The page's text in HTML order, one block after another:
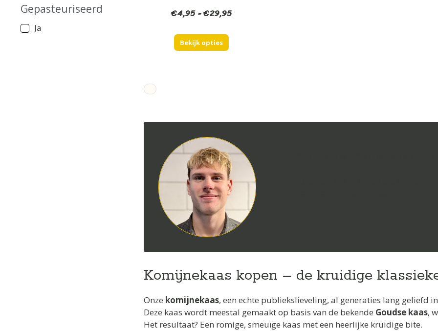
Gepasteuriseerd
Ja
€4,95-€29,95Prijsklasse:
Bekijk opties
Komijnekaas kopen – de kruidige
Onze komijnekaas, een echte publiekslieveling, al generaties lang geliefd
Deze kaas wordt meestal gemaakt op basis van de bekende Goudse kaas,
Het resultaat? Een romige, smeuïge kaas met een heerlijke kruidige bite.